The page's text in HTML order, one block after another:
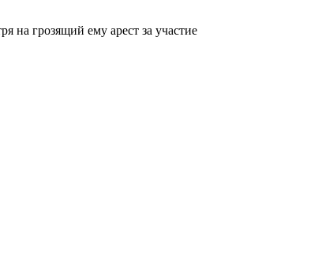
на грозящий ему арест за участие